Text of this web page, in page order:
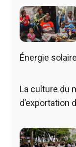
Énergie
La culture du
d’exportation